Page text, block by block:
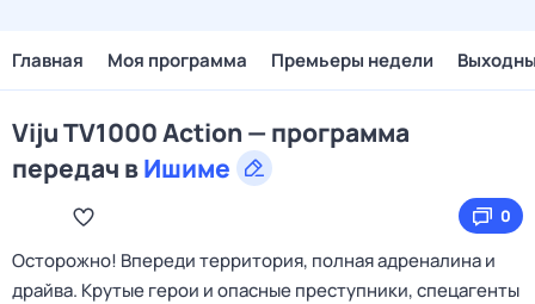
Главная Моя программа Премьеры недели
Viju TV1000 Action — программа
передач вИшиме
0
Осторожно! Впереди территория, полная адреналина и
драйва. Крутые герои и опасные преступники, спецагенты